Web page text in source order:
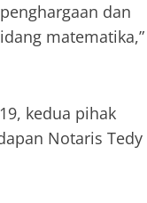
dan
matematika,”
kedua pihak
Notaris Tedy